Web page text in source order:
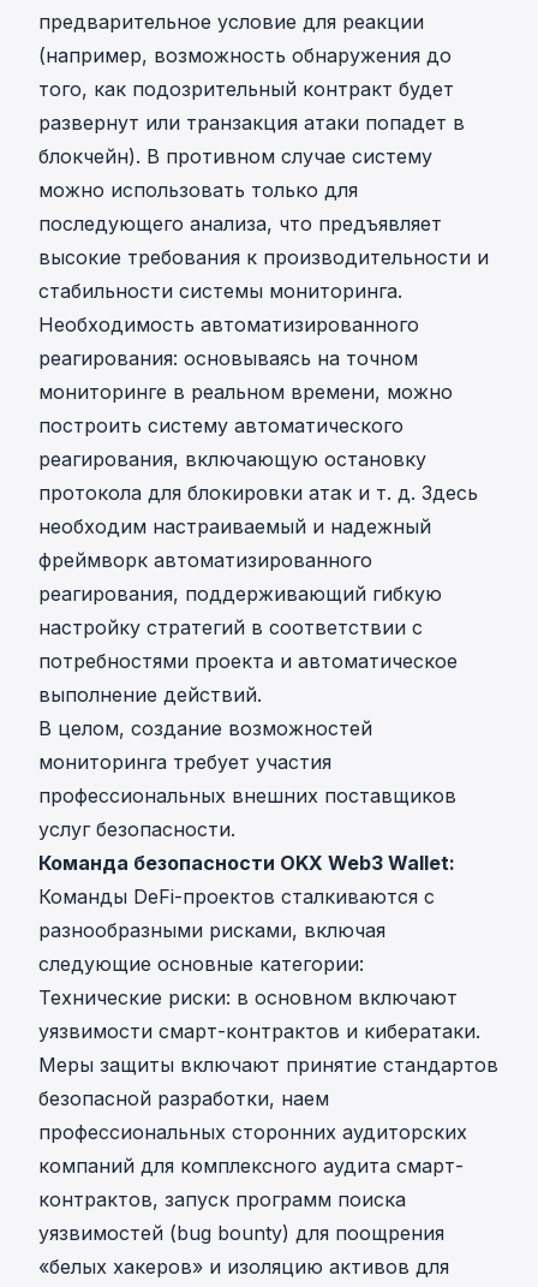
blocking
system,
millions in
assets.
предварительное условие для реакции
(например, возможность обнаружения до
того, как подозрительный контракт будет
развернут или транзакция атаки попадет в
блокчейн). В противном случае систему
можно использовать только для
последующего анализа, что предъявляет
высокие требования к производительности и
стабильности системы мониторинга.
Необходимость автоматизированного
реагирования: основываясь на точном
мониторинге в реальном времени, можно
построить систему автоматического
реагирования, включающую остановку
протокола для блокировки атак и т. д. Здесь
необходим настраиваемый и надежный
фреймворк автоматизированного
реагирования, поддерживающий гибкую
настройку стратегий в соответствии с
потребностями проекта и автоматическое
выполнение действий.
В целом, создание возможностей
мониторинга требует участия
профессиональных внешних поставщиков
услуг безопасности.
Команда безопасности OKX Web3 Wallet:
Команды DeFi-проектов сталкиваются с
разнообразными рисками, включая
следующие основные категории:
Технические риски: в основном включают
уязвимости смарт-контрактов и кибератаки.
Меры защиты включают принятие стандартов
безопасной разработки, наем
профессиональных сторонних аудиторских
компаний для комплексного аудита смарт-
контрактов, запуск программ поиска
уязвимостей (bug bounty) для поощрения
«белых хакеров» и изоляцию активов для